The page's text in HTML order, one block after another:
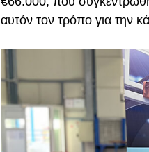
αυτόν τον τρόπο για την